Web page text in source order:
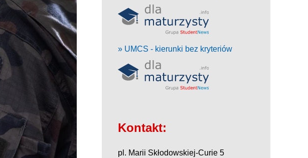
» UMCS - kierunki bez kryteriów
Kontakt:
pl. Marii Skłodowskiej-Curie 5